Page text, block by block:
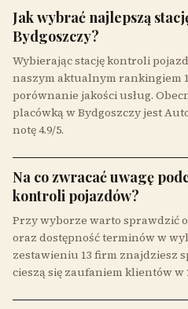
Jak wybrać najlepszą
Bydgoszczy?
Wybierając stację kontroli
naszym aktualnym rankingiem
porównanie jakości usług.
placówką w Bydgoszczy jest
notę 4.9/5.
Na co zwracać uwagę
kontroli pojazdów?
Przy wyborze warto sprawdzić
oraz dostępność terminów w
zestawieniu 13 firm znajdziesz
cieszą się zaufaniem klientów w